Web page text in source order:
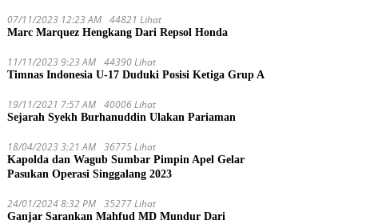
07/11/2023 12:23 AM 44821 Lihat
Marc Marquez Hengkang Dari Repsol Honda
11/11/2023 9:23 AM 44390 Lihat
Timnas Indonesia U-17 Duduki Posisi Ketiga Grup A
19/11/2021 7:57 AM 40006 Lihat
Sejarah Syekh Burhanuddin Ulakan Pariaman
18/04/2023 3:21 AM 36775 Lihat
Kapolda dan Wagub Sumbar Pimpin Apel Gelar
Pasukan Operasi Singgalang 2023
24/01/2024 8:32 PM 35277 Lihat
Ganjar Sarankan Mahfud MD Mundur Dari